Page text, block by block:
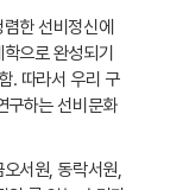
한 선비정신에
으로 완성되기
. 따라서 우리 구
구하는 선비문화
서원, 동락서원,